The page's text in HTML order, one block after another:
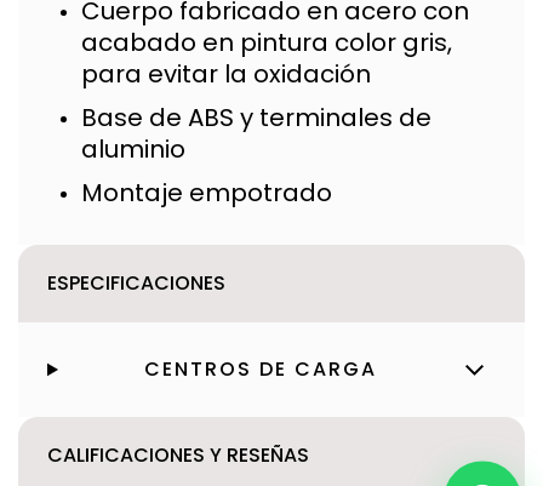
Cuerpo fabricado en acero con
acabado en pintura color gris,
para evitar la oxidación
Base de ABS y terminales de
aluminio
Montaje empotrado
ESPECIFICACIONES
CENTROS DE CARGA
CALIFICACIONES Y RESEÑAS